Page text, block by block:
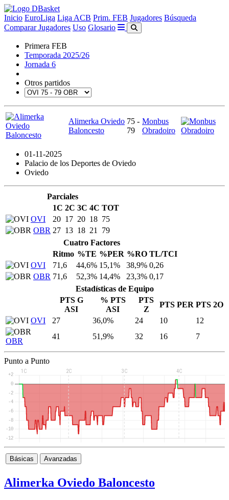
Inicio EuroLiga Liga ACB Prim. FEB Jugadores Búsqueda
Comparar Jugadores Uso Glosario
Primera FEB
Temporada 2025/26
Jornada 6
Otros partidos
Alimerka Oviedo
Baloncesto
75 -
79
Monbus
Obradoiro
01-11-2025
Palacio de los Deportes de Oviedo
Oviedo
Parciales
1C 2C 3C 4C TOT
OVI
20 17 20 18 75
OBR 27 13 18 21
79
Cuatro Factores
Ritmo %TE %PER %RO TL/TCI
OVI
71,6 44,6% 15,1% 38,9% 0,26
OBR 71,6 52,3% 14,4% 23,3% 0,17
Estadísticas de Equipo
PTS G
ASI
% PTS
ASI
PTS
Z
PTS PER PTS 2O
OVI
27 36,0% 24 10 12
OBR
41 51,9% 32 16 7
Punto a Punto
Básicas Avanzadas
Alimerka Oviedo Baloncesto